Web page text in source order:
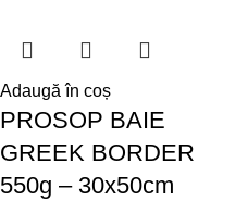
Adaugă în coș
PROSOP BAIE
GREEK BORDER
550g – 30x50cm